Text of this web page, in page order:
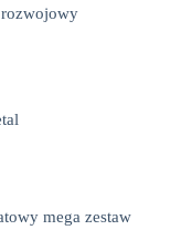
mega zestaw